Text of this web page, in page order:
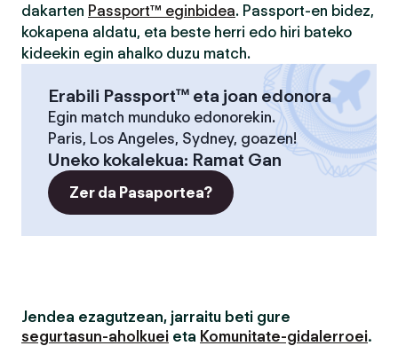
dakarten Passport™ eginbidea. Passport-en bidez,
kokapena aldatu, eta beste herri edo hiri bateko
kideekin egin ahalko duzu match.
Erabili Passport™ eta joan edonora
Egin match munduko edonorekin.
Paris, Los Angeles, Sydney, goazen!
Uneko kokalekua: Ramat Gan
Zer da Pasaportea?
Jendea ezagutzean, jarraitu beti gure
segurtasun-aholkuei eta Komunitate-gidalerroei.